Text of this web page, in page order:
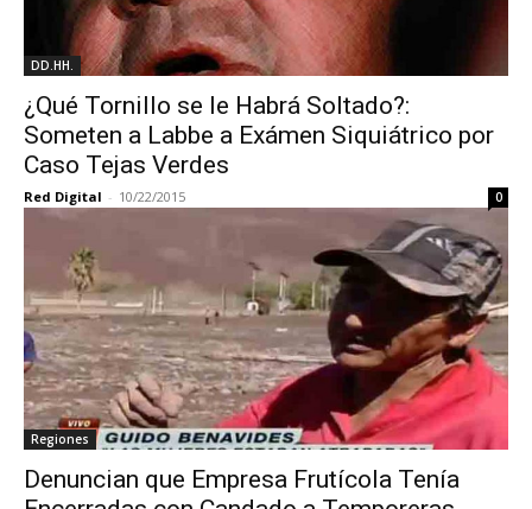
DD.HH.
¿Qué Tornillo se le Habrá Soltado?:
Someten a Labbe a Exámen Siquiátrico por
Caso Tejas Verdes
Red Digital - 10/22/2015 0
Regiones
Denuncian que Empresa Frutícola Tenía